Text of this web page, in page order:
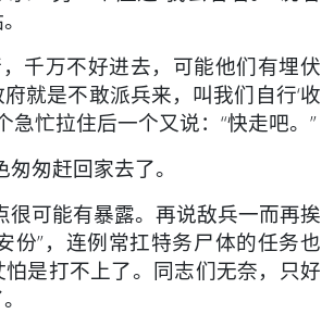
千万不好进去，可能他们有埋伏
就是不敢派兵来，叫我们自行‘收
急忙拉住后一个又说：“快走吧。”
匆赶回家去了。
可能有暴露。再说敌兵一而再挨
份”，连例常扛特务尸体的任务也
是打不上了。同志们无奈，只好